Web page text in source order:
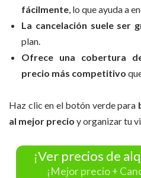
fácilmente, lo que ayuda a
La cancelación suele ser
plan.
Ofrece una cobertura
precio más competitivo
Haz clic en el botón verde para
al mejor precio y organizar tu
¡Ver precios de
¡Mejor precio +